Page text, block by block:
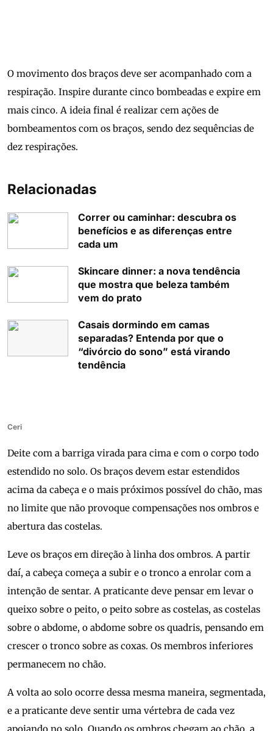
O movimento dos braços deve ser acompanhado com a
respiração. Inspire durante cinco bombeadas e expire em
mais cinco. A ideia final é realizar cem ações de
bombeamentos com os braços, sendo dez sequências de
dez respirações.
Relacionadas
Correr ou caminhar: descubra os
benefícios e as diferenças entre
cada um
Skincare dinner: a nova tendência
que mostra que beleza também
vem do prato
Casais dormindo em camas
separadas? Entenda por que o
“divórcio do sono” está virando
tendência
Ceri
Deite com a barriga virada para cima e com o corpo todo
estendido no solo. Os braços devem estar estendidos
acima da cabeça e o mais próximos possível do chão, mas
no limite que não provoque compensações nos ombros e
abertura das costelas.
Leve os braços em direção à linha dos ombros. A partir
daí, a cabeça começa a subir e o tronco a enrolar com a
intenção de sentar. A praticante deve pensar em levar o
queixo sobre o peito, o peito sobre as costelas, as costelas
sobre o abdome, o abdome sobre os quadris, pensando em
crescer o tronco sobre as coxas. Os membros inferiores
permanecem no chão.
A volta ao solo ocorre dessa mesma maneira, segmentada,
e a praticante deve sentir uma vértebra de cada vez